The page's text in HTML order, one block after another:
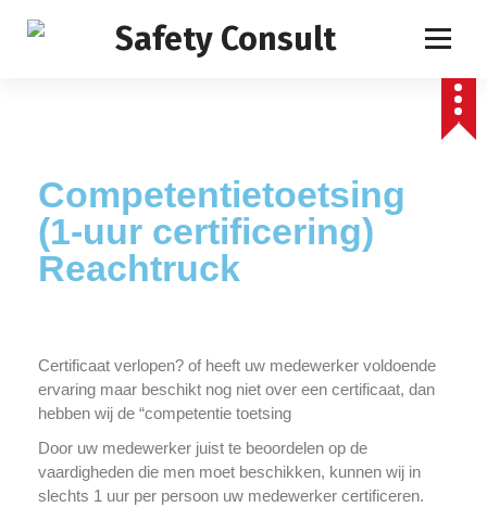
Competentietoetsing
(1-uur certificering)
Reachtruck
Certificaat verlopen? of heeft uw medewerker voldoende
ervaring maar beschikt nog niet over een certificaat, dan
hebben wij de “competentie toetsing
Door uw medewerker juist te beoordelen op de
vaardigheden die men moet beschikken, kunnen wij in
slechts 1 uur per persoon uw medewerker certificeren.